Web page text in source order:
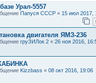
Урал-5557
Папуся СССР « 15 июл 2017,
1
двигателя ЯМЗ-236
груЗИЛок 2 « 26 ноя 2016,
Kizzbass « 08 окт 2016, 19:06